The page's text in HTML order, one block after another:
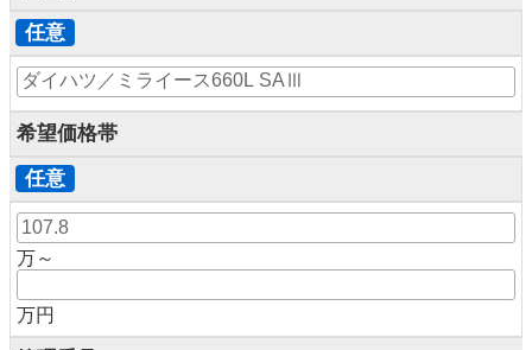
任意
希望価格帯
任意
万～
万円